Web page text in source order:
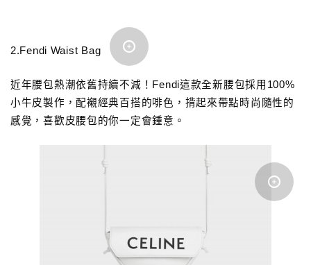
2.Fendi Waist Bag
近年腰包熱潮依舊持續不減！Fendi這款全新腰包採用100%
小牛皮製作，配襯經典百搭的啡色，揹起來帶點時尚隨性的
感覺，喜歡皮腰包的你一定會鍾意。